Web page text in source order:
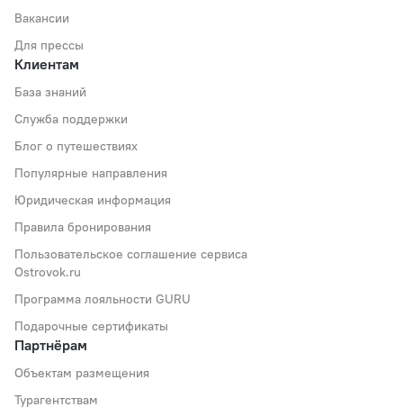
Вакансии
Для прессы
Клиентам
База знаний
Служба поддержки
Блог о путешествиях
Популярные направления
Юридическая информация
Правила бронирования
Пользовательское соглашение сервиса
Ostrovok.ru
Программа лояльности GURU
Подарочные сертификаты
Партнёрам
Объектам размещения
Турагентствам